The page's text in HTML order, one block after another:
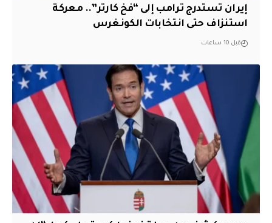
إيران تستدرج ترامب إلى “فخ كارتر”.. معركة
استنزاف حتى انتخابات الكونغرس
قبل 10 ساعات